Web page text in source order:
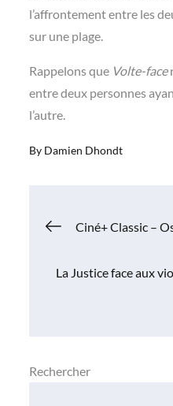
l’affrontement entre les
sur une plage.
Rappelons que Volte-face
entre deux personnes
l’autre.
By Damien Dhondt
de
Ciné+ Classic –
La Justice face aux
Rechercher